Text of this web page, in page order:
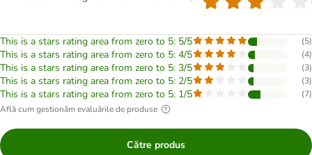
This is a stars rating area from zero to 5: 5/5 (5)
This is a stars rating area from zero to 5: 4/5 (4)
This is a stars rating area from zero to 5: 3/5 (3)
This is a stars rating area from zero to 5: 2/5 (3)
This is a stars rating area from zero to 5: 1/5 (7)
Află cum gestionăm evaluările de produse
Către produs